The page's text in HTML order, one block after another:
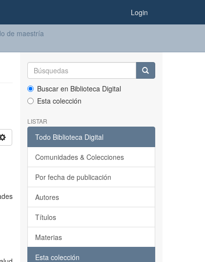
Login
de maestría
Buscar en Biblioteca Digital
Esta colección
LISTAR
Todo Biblioteca Digital
Comunidades & Colecciones
Por fecha de publicación
Autores
Títulos
Materias
Esta colección